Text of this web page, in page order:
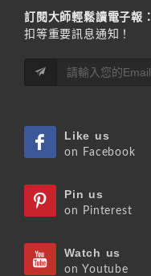
訂閱大師輕鬆讀電子報：
扣等重要訊息通知！
Like us
on Facebook
Pin us
on Pinterest
Watch us
on Youtube